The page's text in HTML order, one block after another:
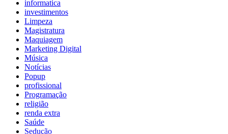
informatica
investimentos
Limpeza
Magistratura
Maquiagem
Marketing Digital
Música
Notícias
Popup
profissional
Programação
religião
renda extra
Saúde
Sedução